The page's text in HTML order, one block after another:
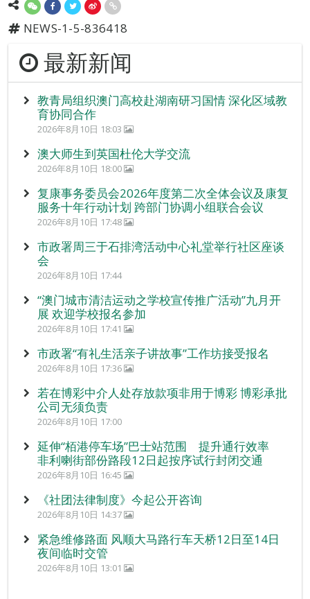
NEWS-1-5-836418
最新新闻
教青局组织澳门高校赴湖南研习国情 深化区域教
育协同合作
2026年8月10日 18:03
澳大师生到英国杜伦大学交流
2026年8月10日 18:00
复康事务委员会2026年度第二次全体会议及康复
服务十年行动计划 跨部门协调小组联合会议
2026年8月10日 17:48
市政署周三于石排湾活动中心礼堂举行社区座谈
会
2026年8月10日 17:44
“澳门城市清洁运动之学校宣传推广活动”九月开
展 欢迎学校报名参加
2026年8月10日 17:41
市政署“有礼生活亲子讲故事”工作坊接受报名
2026年8月10日 17:36
若在博彩中介人处存放款项非用于博彩 博彩承批
公司无须负责
2026年8月10日 17:00
延伸“栢港停车场”巴士站范围 提升通行效率
非利喇街部份路段12日起按序试行封闭交通
2026年8月10日 16:45
《社团法律制度》今起公开咨询
2026年8月10日 14:37
紧急维修路面 风顺大马路行车天桥12日至14日
夜间临时交管
2026年8月10日 13:01